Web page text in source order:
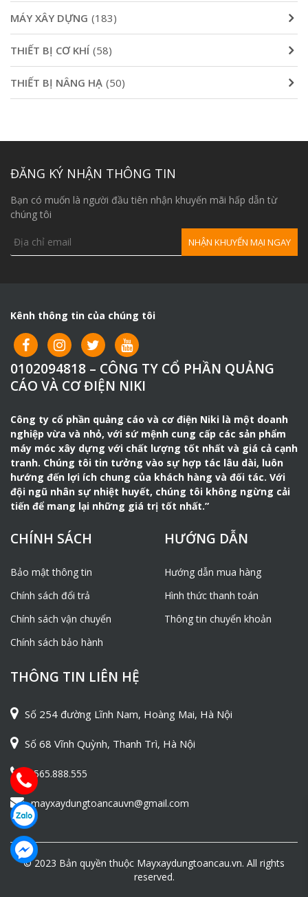
MÁY XÂY DỰNG (183)
THIẾT BỊ CƠ KHÍ (58)
THIẾT BỊ NÂNG HẠ (50)
ĐĂNG KÝ NHẬN THÔNG TIN
Bạn có muốn là người đầu tiên nhận khuyến mãi hấp dẫn từ
chúng tôi
Kênh thông tin của chúng tôi
0102094818 – CÔNG TY CỔ PHẦN QUẢNG
CÁO VÀ CƠ ĐIỆN NIKI
Công ty cổ phần quảng cáo và cơ điện Niki là một doanh
nghiệp vừa và nhỏ, với sứ mệnh cung cấp các sản phẩm
máy móc xây dựng với chất lượng tốt nhất và giá cả cạnh
tranh. Chúng tôi tin tưởng vào sự hợp tác lâu dài, luôn
hướng đến lợi ích chung của khách hàng và đối tác. Với
đội ngũ nhân sự nhiệt huyết, chúng tôi không ngừng cải
tiến để mang lại những giá trị tốt nhất.”
CHÍNH SÁCH
Bảo mật thông tin
Chính sách đổi trả
Chính sách vận chuyển
Chính sách bảo hành
HƯỚNG DẪN
Hướng dẫn mua hàng
Hình thức thanh toán
Thông tin chuyển khoản
THÔNG TIN LIÊN HỆ
Số 254 đường Lĩnh Nam, Hoàng Mai, Hà Nội
Số 68 Vĩnh Quỳnh, Thanh Trì, Hà Nội
0565.888.555
mayxaydungtoancauvn@gmail.com
© 2023 Bản quyền thuộc Mayxaydungtoancau.vn. All rights
reserved.